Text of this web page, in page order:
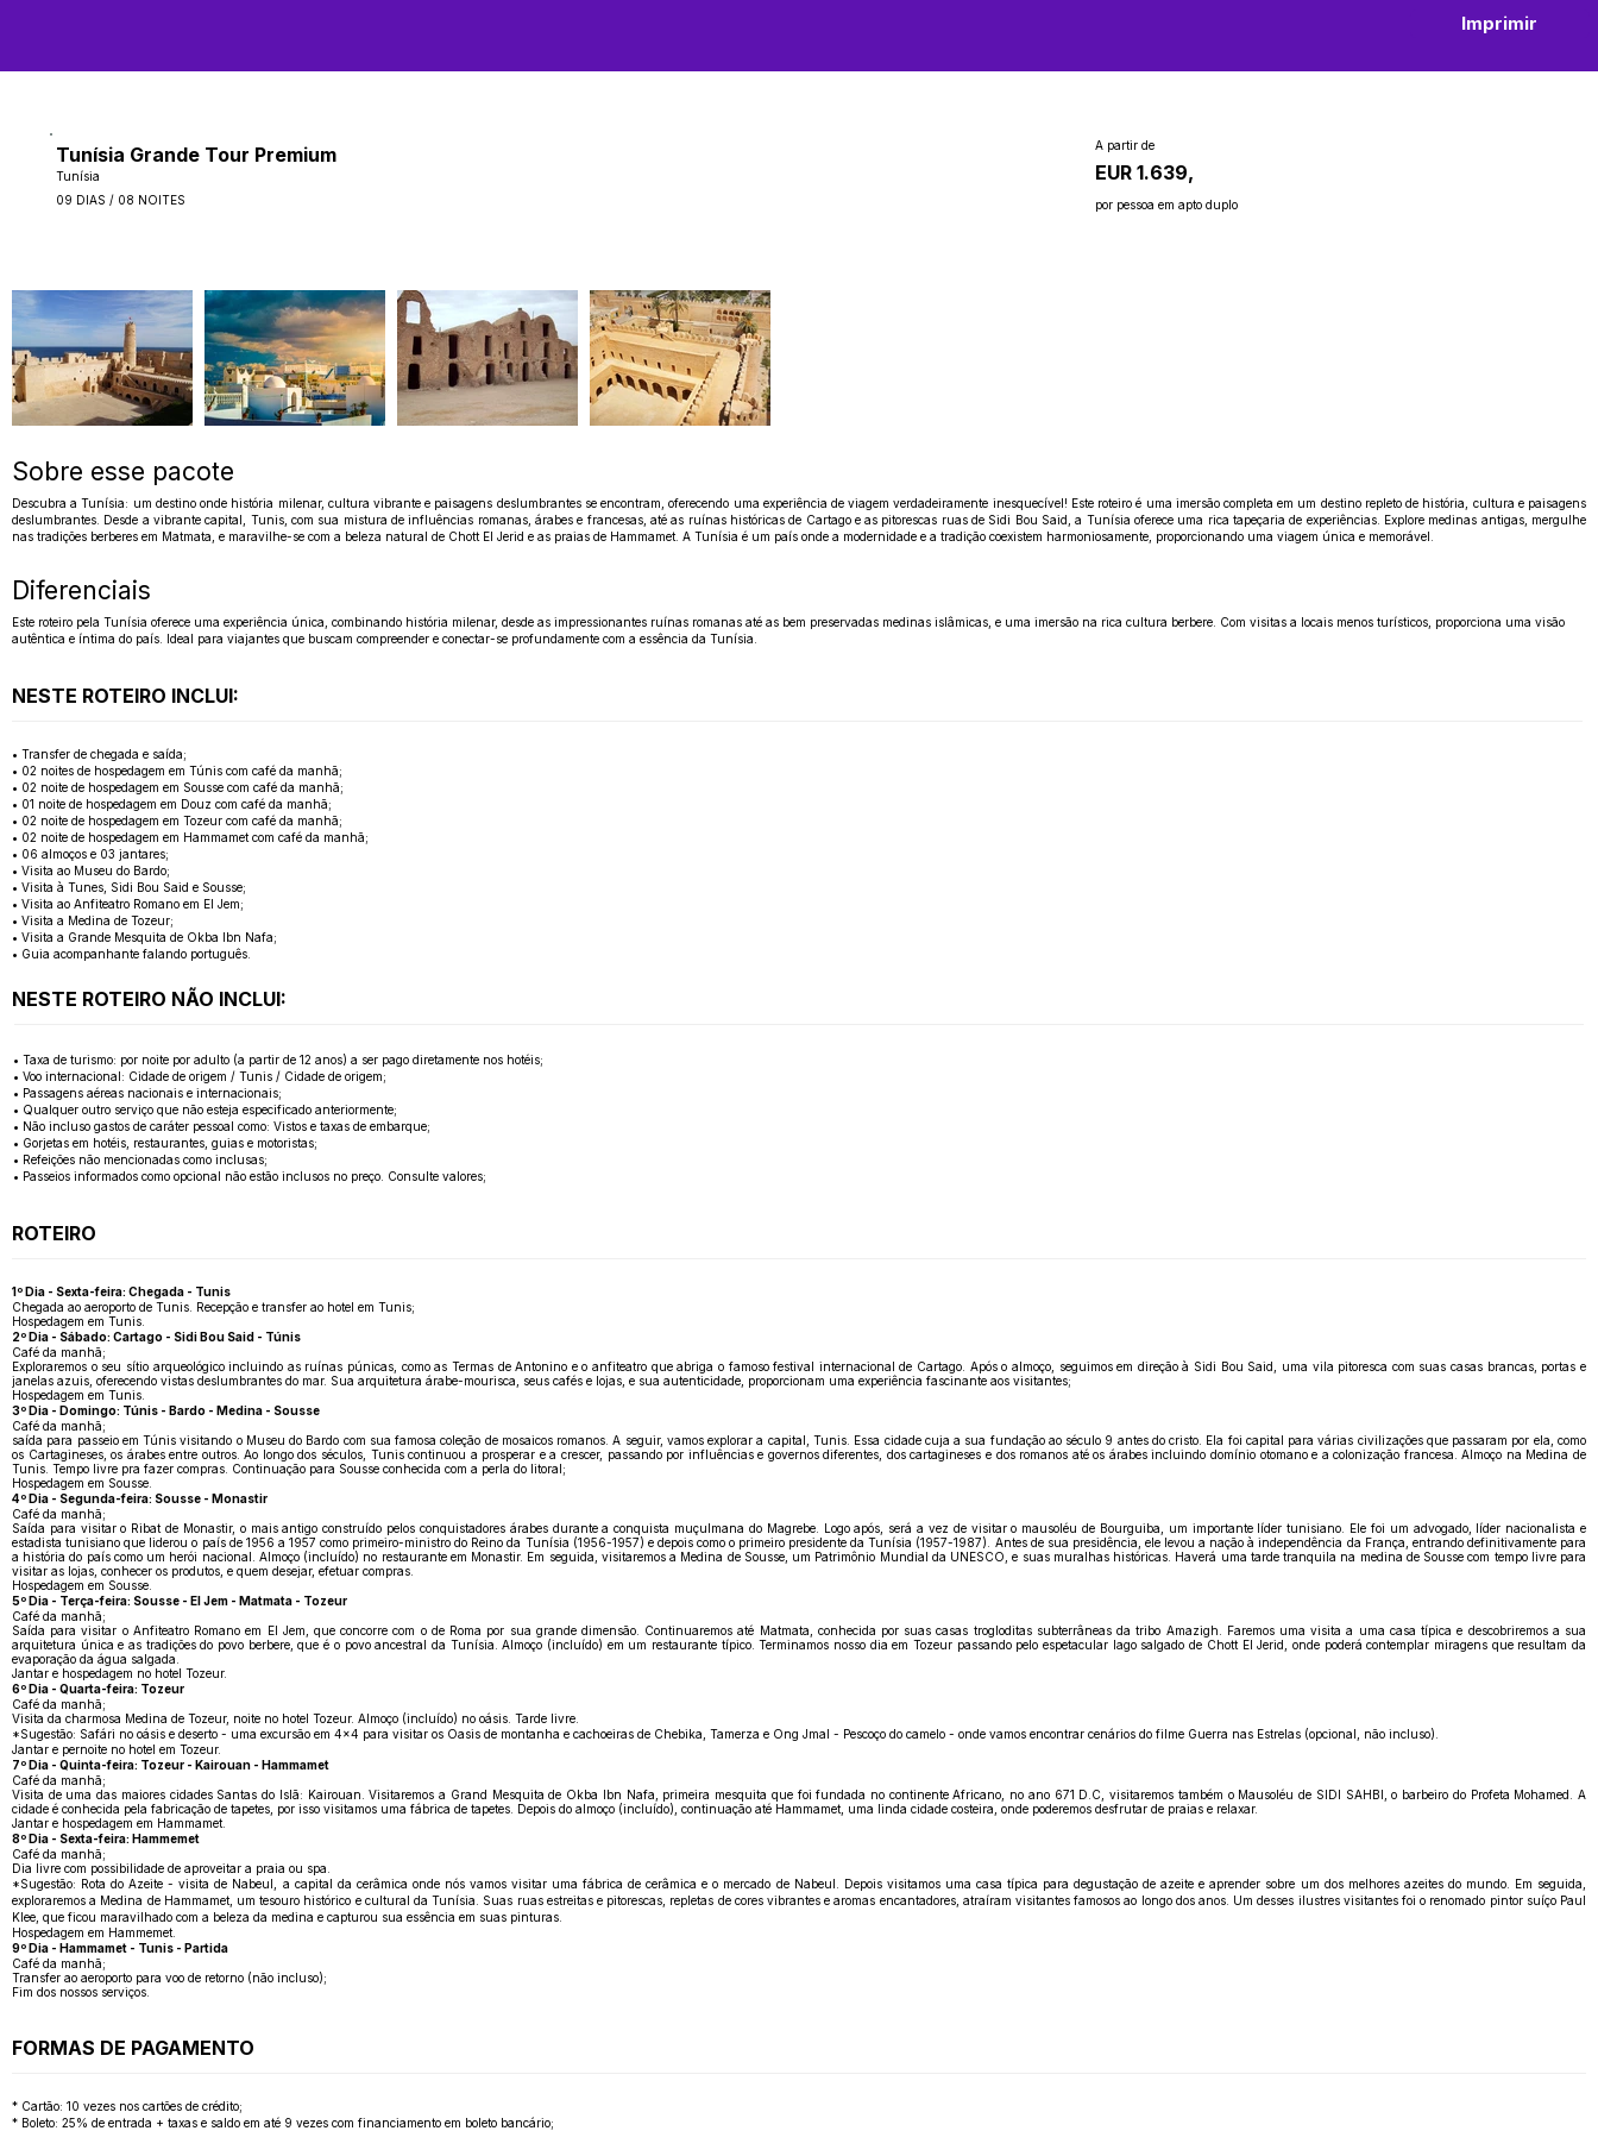
Imprimir
Tunísia Grande Tour Premium
Tunísia
09 DIAS / 08 NOITES
A partir de
EUR 1.639,
por pessoa em apto duplo
Sobre esse pacote
Descubra a Tunísia: um destino onde história milenar, cultura vibrante e paisagens deslumbrantes se encontram, oferecendo uma experiência de viagem verdadeiramente inesquecível! Este roteiro é uma imersão completa em um destino repleto de história, cultura e paisagens
deslumbrantes. Desde a vibrante capital, Tunis, com sua mistura de influências romanas, árabes e francesas, até as ruínas históricas de Cartago e as pitorescas ruas de Sidi Bou Said, a Tunísia oferece uma rica tapeçaria de experiências. Explore medinas antigas, mergulhe
nas tradições berberes em Matmata, e maravilhe-se com a beleza natural de Chott El Jerid e as praias de Hammamet. A Tunísia é um país onde a modernidade e a tradição coexistem harmoniosamente, proporcionando uma viagem única e memorável.
Diferenciais
Este roteiro pela Tunísia oferece uma experiência única, combinando história milenar, desde as impressionantes ruínas romanas até as bem preservadas medinas islâmicas, e uma imersão na rica cultura berbere. Com visitas a locais menos turísticos, proporciona uma visão
autêntica e íntima do país. Ideal para viajantes que buscam compreender e conectar-se profundamente com a essência da Tunísia.
NESTE ROTEIRO INCLUI:
• Transfer de chegada e saída;
• 02 noites de hospedagem em Túnis com café da manhã;
• 02 noite de hospedagem em Sousse com café da manhã;
• 01 noite de hospedagem em Douz com café da manhã;
• 02 noite de hospedagem em Tozeur com café da manhã;
• 02 noite de hospedagem em Hammamet com café da manhã;
• 06 almoços e 03 jantares;
• Visita ao Museu do Bardo;
• Visita à Tunes, Sidi Bou Said e Sousse;
• Visita ao Anfiteatro Romano em El Jem;
• Visita a Medina de Tozeur;
• Visita a Grande Mesquita de Okba Ibn Nafa;
• Guia acompanhante falando português.
NESTE ROTEIRO NÃO INCLUI:
• Taxa de turismo: por noite por adulto (a partir de 12 anos) a ser pago diretamente nos hotéis;
• Voo internacional: Cidade de origem / Tunis / Cidade de origem;
• Passagens aéreas nacionais e internacionais;
• Qualquer outro serviço que não esteja especificado anteriormente;
• Não incluso gastos de caráter pessoal como: Vistos e taxas de embarque;
• Gorjetas em hotéis, restaurantes, guias e motoristas;
• Refeições não mencionadas como inclusas;
• Passeios informados como opcional não estão inclusos no preço. Consulte valores;
ROTEIRO
1º Dia - Sexta-feira: Chegada - Tunis
Chegada ao aeroporto de Tunis. Recepção e transfer ao hotel em Tunis;
Hospedagem em Tunis.
2º Dia - Sábado: Cartago - Sidi Bou Said - Túnis
Café da manhã;
Exploraremos o seu sítio arqueológico incluindo as ruínas púnicas, como as Termas de Antonino e o anfiteatro que abriga o famoso festival internacional de Cartago. Após o almoço, seguimos em direção à Sidi Bou Said, uma vila pitoresca com suas casas brancas, portas e
janelas azuis, oferecendo vistas deslumbrantes do mar. Sua arquitetura árabe-mourisca, seus cafés e lojas, e sua autenticidade, proporcionam uma experiência fascinante aos visitantes;
Hospedagem em Tunis.
3º Dia - Domingo: Túnis - Bardo - Medina - Sousse
Café da manhã;
saída para passeio em Túnis visitando o Museu do Bardo com sua famosa coleção de mosaicos romanos. A seguir, vamos explorar a capital, Tunis. Essa cidade cuja a sua fundação ao século 9 antes do cristo. Ela foi capital para várias civilizações que passaram por ela, como
os Cartagineses, os árabes entre outros. Ao longo dos séculos, Tunis continuou a prosperar e a crescer, passando por influências e governos diferentes, dos cartagineses e dos romanos até os árabes incluindo domínio otomano e a colonização francesa. Almoço na Medina de
Tunis. Tempo livre pra fazer compras. Continuação para Sousse conhecida com a perla do litoral;
Hospedagem em Sousse.
4º Dia - Segunda-feira: Sousse - Monastir
Café da manhã;
Saída para visitar o Ribat de Monastir, o mais antigo construído pelos conquistadores árabes durante a conquista muçulmana do Magrebe. Logo após, será a vez de visitar o mausoléu de Bourguiba, um importante líder tunisiano. Ele foi um advogado, líder nacionalista e
estadista tunisiano que liderou o país de 1956 a 1957 como primeiro-ministro do Reino da Tunísia (1956-1957) e depois como o primeiro presidente da Tunísia (1957-1987). Antes de sua presidência, ele levou a nação à independência da França, entrando definitivamente para
a história do país como um herói nacional. Almoço (incluído) no restaurante em Monastir. Em seguida, visitaremos a Medina de Sousse, um Patrimônio Mundial da UNESCO, e suas muralhas históricas. Haverá uma tarde tranquila na medina de Sousse com tempo livre para
visitar as lojas, conhecer os produtos, e quem desejar, efetuar compras.
Hospedagem em Sousse.
5º Dia - Terça-feira: Sousse - El Jem - Matmata - Tozeur
Café da manhã;
Saída para visitar o Anfiteatro Romano em El Jem, que concorre com o de Roma por sua grande dimensão. Continuaremos até Matmata, conhecida por suas casas trogloditas subterrâneas da tribo Amazigh. Faremos uma visita a uma casa típica e descobriremos a sua
arquitetura única e as tradições do povo berbere, que é o povo ancestral da Tunísia. Almoço (incluído) em um restaurante típico. Terminamos nosso dia em Tozeur passando pelo espetacular lago salgado de Chott El Jerid, onde poderá contemplar miragens que resultam da
evaporação da água salgada.
Jantar e hospedagem no hotel Tozeur.
6º Dia - Quarta-feira: Tozeur
Café da manhã;
Visita da charmosa Medina de Tozeur, noite no hotel Tozeur. Almoço (incluído) no oásis. Tarde livre.
*Sugestão: Safári no oásis e deserto - uma excursão em 4x4 para visitar os Oasis de montanha e cachoeiras de Chebika, Tamerza e Ong Jmal - Pescoço do camelo - onde vamos encontrar cenários do filme Guerra nas Estrelas (opcional, não incluso).
Jantar e pernoite no hotel em Tozeur.
7º Dia - Quinta-feira: Tozeur - Kairouan - Hammamet
Café da manhã;
Visita de uma das maiores cidades Santas do Islã: Kairouan. Visitaremos a Grand Mesquita de Okba Ibn Nafa, primeira mesquita que foi fundada no continente Africano, no ano 671 D.C, visitaremos também o Mausoléu de SIDI SAHBI, o barbeiro do Profeta Mohamed. A
cidade é conhecida pela fabricação de tapetes, por isso visitamos uma fábrica de tapetes. Depois do almoço (incluído), continuação até Hammamet, uma linda cidade costeira, onde poderemos desfrutar de praias e relaxar.
Jantar e hospedagem em Hammamet.
8º Dia - Sexta-feira: Hammemet
Café da manhã;
Dia livre com possibilidade de aproveitar a praia ou spa.
*Sugestão: Rota do Azeite - visita de Nabeul, a capital da cerâmica onde nós vamos visitar uma fábrica de cerâmica e o mercado de Nabeul. Depois visitamos uma casa típica para degustação de azeite e aprender sobre um dos melhores azeites do mundo. Em seguida,
exploraremos a Medina de Hammamet, um tesouro histórico e cultural da Tunísia. Suas ruas estreitas e pitorescas, repletas de cores vibrantes e aromas encantadores, atraíram visitantes famosos ao longo dos anos. Um desses ilustres visitantes foi o renomado pintor suíço Paul
Klee, que ficou maravilhado com a beleza da medina e capturou sua essência em suas pinturas.
Hospedagem em Hammemet.
9º Dia - Hammamet - Tunis - Partida
Café da manhã;
Transfer ao aeroporto para voo de retorno (não incluso);
Fim dos nossos serviços.
FORMAS DE PAGAMENTO
* Cartão: 10 vezes nos cartões de crédito;
* Boleto: 25% de entrada + taxas e saldo em até 9 vezes com financiamento em boleto bancário;